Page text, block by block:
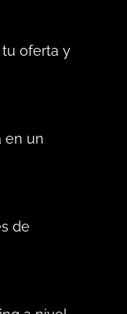
oferta y
en un
de